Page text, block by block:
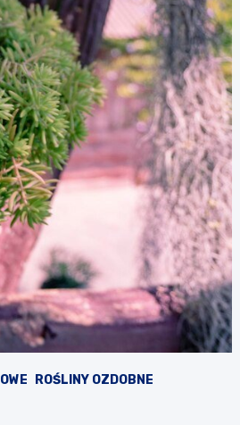
ROŚLINY OZDOBNE